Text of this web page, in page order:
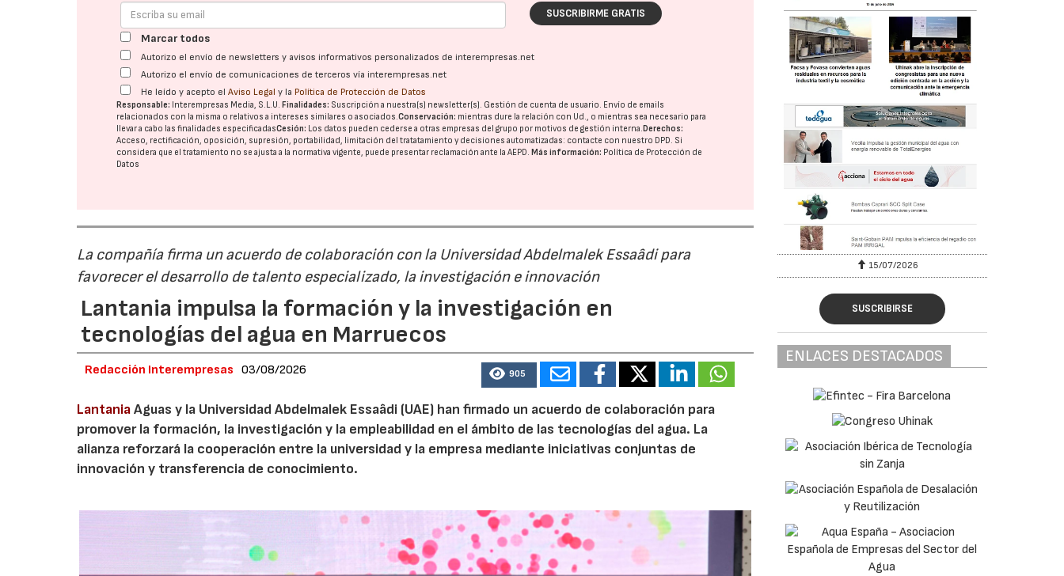
SUSCRIBIRME GRATIS
Marcar todos
Autorizo el envío de newsletters y avisos informativos personalizados de interempresas.net
Autorizo el envío de comunicaciones de terceros vía interempresas.net
He leído y acepto elAviso Legal y la Política de Protección de Datos
Responsable: Interempresas Media, S.L.U.Finalidades: Suscripción a nuestra(s) newsletter(s). Gestión de cuenta de usuario. Envío de emails
relacionados con la misma o relativos a intereses similares o asociados.Conservación: mientras dure la relación con Ud., o mientras sea necesario para
llevar a cabo las finalidades especificadasCesión: Los datos pueden cederse a otras empresas del grupo por motivos de gestión interna.Derechos:
Acceso, rectificación, oposición, supresión, portabilidad, limitación del tratatamiento y decisiones automatizadas: contacte con nuestro DPD. Si
considera que el tratamiento no se ajusta a la normativa vigente, puede presentar reclamación ante laAEPD.Más información: Política de Protección de
Datos
La compañía firma un acuerdo de colaboración con la Universidad Abdelmalek Essaâdi para
favorecer el desarrollo de talento especializado, la investigación e innovación
Lantania impulsa la formación y la investigación en
tecnologías del agua en Marruecos
Redacción Interempresas 03/08/2026 905
LantaniaAguas y la Universidad Abdelmalek Essaâdi (UAE) han firmado un acuerdo de colaboración para
promover la formación, la investigación y la empleabilidad en el ámbito de las tecnologías del agua. La
alianza reforzará la cooperación entre la universidad y la empresa mediante iniciativas conjuntas de
innovación y transferencia de conocimiento.
29/07/2026 15/07/2026
SUSCRIBIRSE
ENLACES DESTACADOS